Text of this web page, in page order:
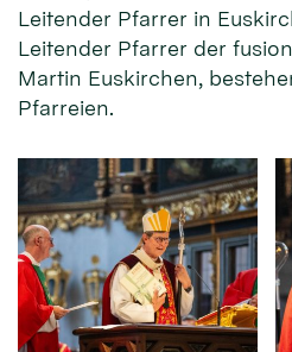
Leitender Pfarrer in
Leitender Pfarrer der
Martin Euskirchen,
Pfarreien.